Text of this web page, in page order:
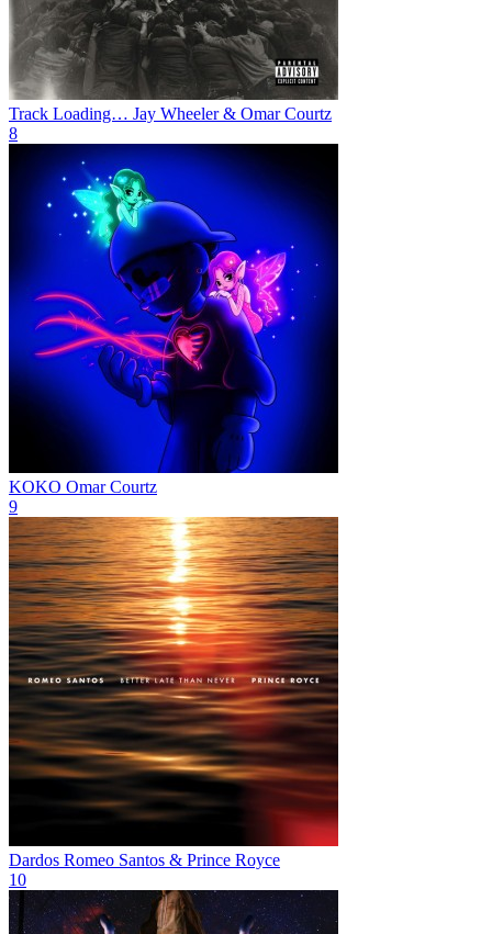
⁠Track Loading… Jay Wheeler & Omar Courtz
8
KOKO Omar Courtz
9
Dardos Romeo Santos & Prince Royce
10